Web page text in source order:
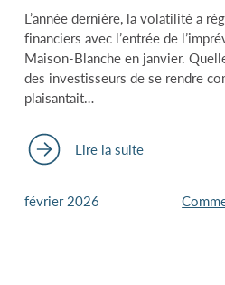
L’année dernière, la volatilité a
financiers avec l’entrée de
Maison-Blanche en janvier.
des investisseurs de se rendre
plaisantait…
Lire la suite
février 2026